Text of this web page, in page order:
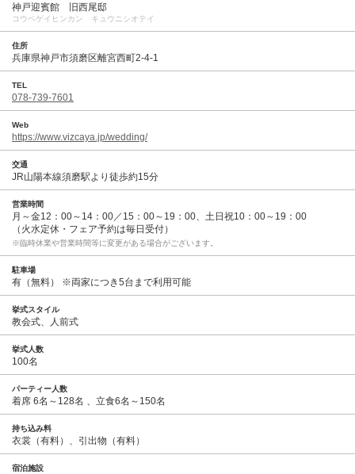
神戸迎賓館 旧西尾邸
コウベゲイヒンカン キュウニシオテイ
住所
兵庫県神戸市須磨区離宮西町2-4-1
TEL
078-739-7601
Web
https://www.vizcaya.jp/wedding/
交通
JR山陽本線須磨駅より徒歩約15分
営業時間
月～金12：00～14：00／15：00～19：00、土日祝10：00～19：00
（火水定休・フェア予約は毎日受付）
※臨時休業や営業時間等に変更がある場合がございます。
駐車場
有（無料） ※両家につき5台まで利用可能
挙式スタイル
教会式、人前式
挙式人数
100名
パーティー人数
着席 6名～128名 、立食6名～150名
持ち込み料
衣裳（有料）、引出物（有料）
宿泊施設